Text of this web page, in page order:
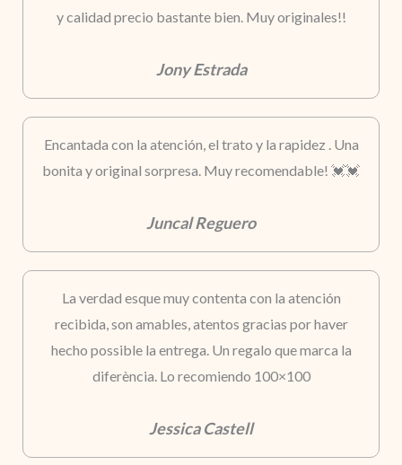
y calidad precio bastante bien. Muy originales!!
Jony Estrada
Encantada con la atención, el trato y la rapidez . Una
bonita y original sorpresa. Muy recomendable! 💓💓
Juncal Reguero
La verdad esque muy contenta con la atención
recibida, son amables, atentos gracias por haver
hecho possible la entrega. Un regalo que marca la
diferència. Lo recomiendo 100×100
Jessica Castell